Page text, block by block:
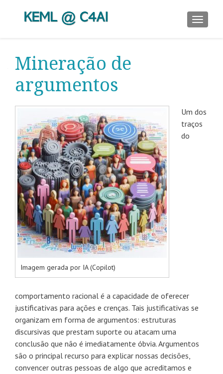
Mineração de
argumentos
Imagem gerada por IA (Copilot)
Um dos
traços
do
comportamento racional é a capacidade de oferecer
justificativas para ações e crenças. Tais justificativas se
organizam em forma de argumentos: estruturas
discursivas que prestam suporte ou atacam uma
conclusão que não é imediatamente óbvia. Argumentos
são o principal recurso para explicar nossas decisões,
convencer outras pessoas de algo que acreditamos e